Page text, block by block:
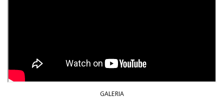
GALERIA